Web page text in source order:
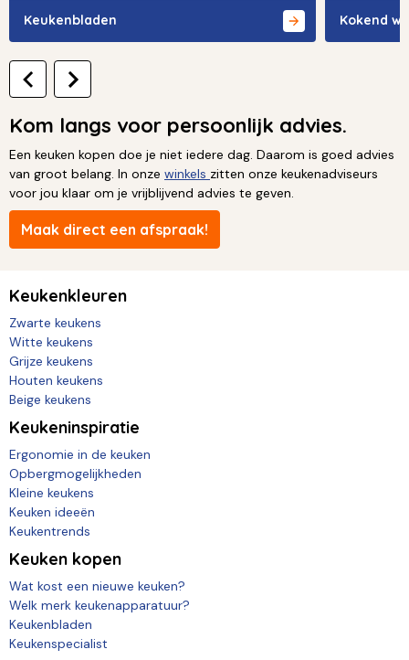
Keukenbladen Kokend
Kom langs voor persoonlijk advies.
Een keuken kopen doe je niet iedere dag. Daarom is goed advies
van groot belang. In onze winkels zitten onze keukenadviseurs
voor jou klaar om je vrijblijvend advies te geven.
Maak direct een afspraak!
Keukenkleuren
Zwarte keukens
Witte keukens
Grijze keukens
Houten keukens
Beige keukens
Keukeninspiratie
Ergonomie in de keuken
Opbergmogelijkheden
Kleine keukens
Keuken ideeën
Keukentrends
Keuken kopen
Wat kost een nieuwe keuken?
Welk merk keukenapparatuur?
Keukenbladen
Keukenspecialist